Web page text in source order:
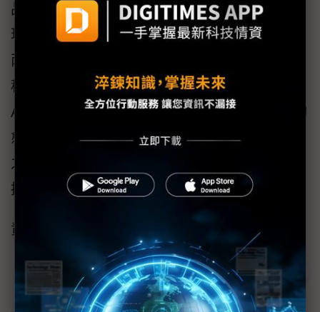
品設計邏輯，都和先前高通的面向有些不同，
現在還無法確定哪個面向會受到青睞，但至少
兩大陣營對於接下來的市場競爭，看起來都是
積極正向勝過負面情緒，因為大家其實都希望
AI PC的發展能夠愈來愈蓬勃，WoA生態系能夠
愈來愈健全，NVIDIA和聯發科聯軍跟高通彼此
之間不只是正面競爭，更有一起「把餅做大」
挑戰x86霸權的共同任務。
責任編輯：何致中